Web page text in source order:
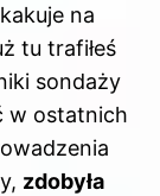
na
tu trafiłeś
sondaży
w ostatnich
zdobyła